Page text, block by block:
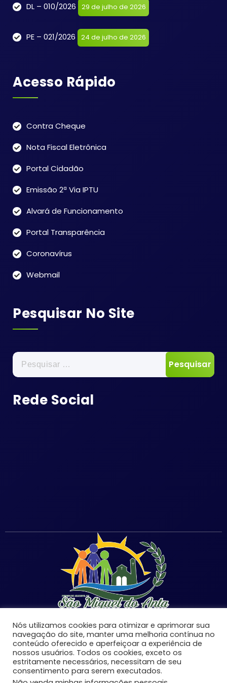
DL – 010/2026 29 de julho de 2026
PE – 021/2026 24 de julho de 2026
Acesso Rápido
Contra Cheque
Nota Fiscal Eletrônica
Portal Cidadão
Emissão 2ª Via IPTU
Alvará de Funcionamento
Portal Transparência
Coronavírus
Webmail
Pesquisar No Site
Pesquisar
por:
Rede Social
©Copyright 2026 | Prefeitura Municipal de São Miguel
do Anta-MG | Todos os direitos reservados.
Desenvolvido por:
Nós utilizamos cookies para otimizar e aprimorar sua
navegação do site, manter uma melhoria contínua no
conteúdo oferecido e aperfeiçoar a experiência de
nossos usuários. Todos os cookies, exceto os
estritamente necessários, necessitam de seu
consentimento para serem executados.